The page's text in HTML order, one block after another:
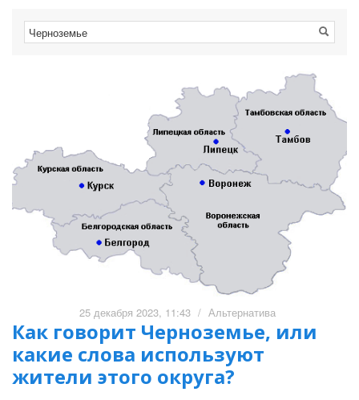
25 декабря 2023, 11:43 / Альтернатива
Как говорит Черноземье, или
какие слова используют
жители этого округа?